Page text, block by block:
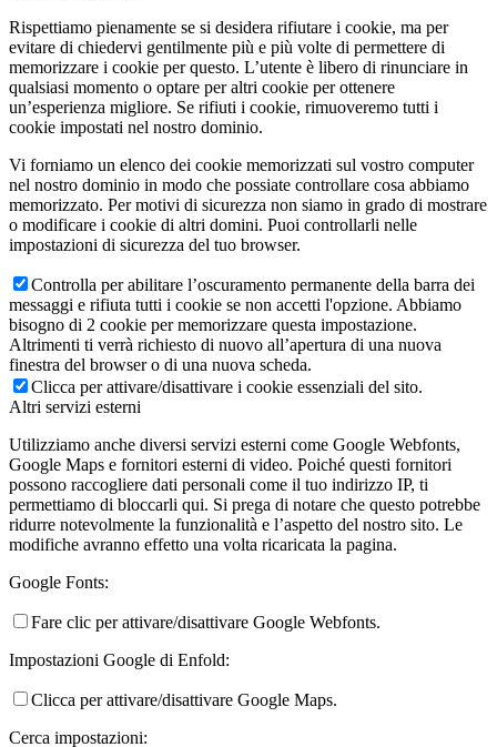
Rispettiamo pienamente se si desidera rifiutare i cookie, ma per
evitare di chiedervi gentilmente più e più volte di permettere di
memorizzare i cookie per questo. L’utente è libero di rinunciare in
qualsiasi momento o optare per altri cookie per ottenere
un’esperienza migliore. Se rifiuti i cookie, rimuoveremo tutti i
cookie impostati nel nostro dominio.
Vi forniamo un elenco dei cookie memorizzati sul vostro computer
nel nostro dominio in modo che possiate controllare cosa abbiamo
memorizzato. Per motivi di sicurezza non siamo in grado di mostrare
o modificare i cookie di altri domini. Puoi controllarli nelle
impostazioni di sicurezza del tuo browser.
Controlla per abilitare l’oscuramento permanente della barra dei
messaggi e rifiuta tutti i cookie se non accetti l'opzione. Abbiamo
bisogno di 2 cookie per memorizzare questa impostazione.
Altrimenti ti verrà richiesto di nuovo all’apertura di una nuova
finestra del browser o di una nuova scheda.
Clicca per attivare/disattivare i cookie essenziali del sito.
Altri servizi esterni
Utilizziamo anche diversi servizi esterni come Google Webfonts,
Google Maps e fornitori esterni di video. Poiché questi fornitori
possono raccogliere dati personali come il tuo indirizzo IP, ti
permettiamo di bloccarli qui. Si prega di notare che questo potrebbe
ridurre notevolmente la funzionalità e l’aspetto del nostro sito. Le
modifiche avranno effetto una volta ricaricata la pagina.
Google Fonts:
Fare clic per attivare/disattivare Google Webfonts.
Impostazioni Google di Enfold:
Clicca per attivare/disattivare Google Maps.
Cerca impostazioni: